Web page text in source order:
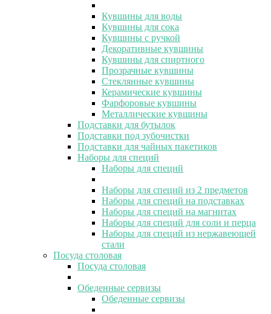
Кувшины для воды
Кувшины для сока
Кувшины с ручкой
Декоративные кувшины
Кувшины для спиртного
Прозрачные кувшины
Стеклянные кувшины
Керамические кувшины
Фарфоровые кувшины
Металлические кувшины
Подставки для бутылок
Подставки под зубочистки
Подставки для чайных пакетиков
Наборы для специй
Наборы для специй
Наборы для специй из 2 предметов
Наборы для специй на подставках
Наборы для специй на магнитах
Наборы для специй для соли и перца
Наборы для специй из нержавеющей
стали
Посуда столовая
Посуда столовая
Обеденные сервизы
Обеденные сервизы